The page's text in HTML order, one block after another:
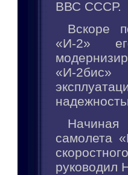
ВВС СССР.
Вскоре
«И-2»
«И-
самолета
руководил